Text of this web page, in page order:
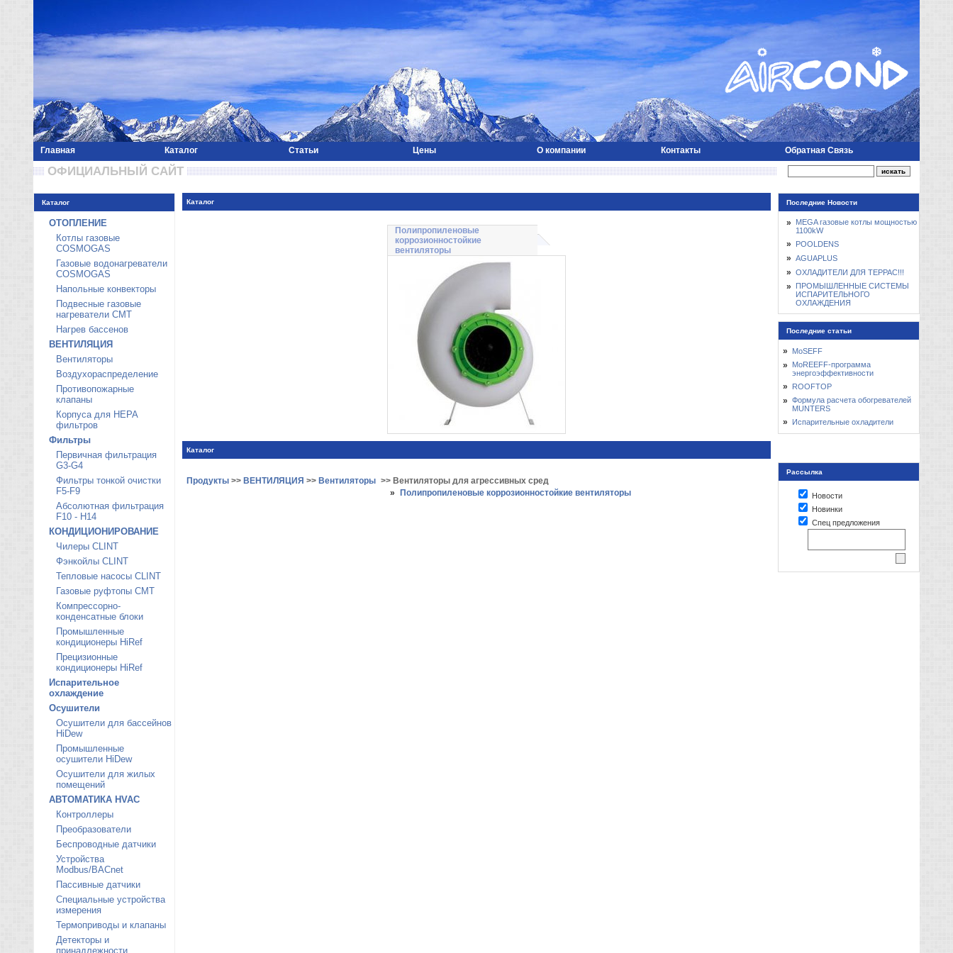
Главная Каталог Статьи Цены О компании Контакты Обратная Связь
ОФИЦИАЛЬНЫЙ САЙТ
Каталог
ОТОПЛЕНИЕ
Котлы газовые
COSMOGAS
Газовые водонагреватели
COSMOGAS
Напольные конвекторы
Подвесные газовые
нагреватели CMT
Нагрев бассенов
ВЕНТИЛЯЦИЯ
Вентиляторы
Воздухораспределение
Противопожарные
клапаны
Корпуса для HEPA
фильтров
Фильтры
Первичная фильтрация
G3-G4
Фильтры тонкой очистки
F5-F9
Абсолютная фильтрация
F10 - H14
КОНДИЦИОНИРОВАНИЕ
Чилеры CLINT
Фэнкойлы CLINT
Тепловые насосы CLINT
Газовые руфтопы CMT
Компрессорно-
конденсатные блоки
Промышленные
кондиционеры HiRef
Прецизионные
кондиционеры HiRef
Испарительное
охлаждение
Осушители
Осушители для бассейнов
HiDew
Промышленные
осушители HiDew
Осушители для жилых
помещений
АВТОМАТИКА HVAC
Контроллеры
Преобразователи
Беспроводные датчики
Устройства
Modbus/BACnet
Пассивные датчики
Специальные устройства
измерения
Термоприводы и клапаны
Детекторы и
принадлежности
Каталог
Полипропиленовые
коррозионностойкие
вентиляторы
Каталог
Продукты >> ВЕНТИЛЯЦИЯ >> Вентиляторы >> Вентиляторы для агрессивных сред
»
Полипропиленовые коррозионностойкие вентиляторы
Последние Новости
»
MEGA газовые котлы мощностью
1100kW
» POOLDENS
» AGUAPLUS
» ОХЛАДИТЕЛИ ДЛЯ ТЕРРАС!!!
»
ПРОМЫШЛЕННЫЕ СИСТЕМЫ
ИСПАРИТЕЛЬНОГО
ОХЛАЖДЕНИЯ
Последние статьи
» MoSEFF
»
MoREEFF-программа
энергоэффективности
» ROOFTOP
» Формула расчета обогревателей
MUNTERS
» Испарительные охладители
Рассылка
Новости
Новинки
Спец предложения